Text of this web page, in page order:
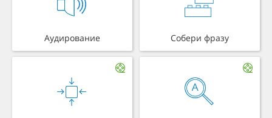
Аудирование Собери фразу